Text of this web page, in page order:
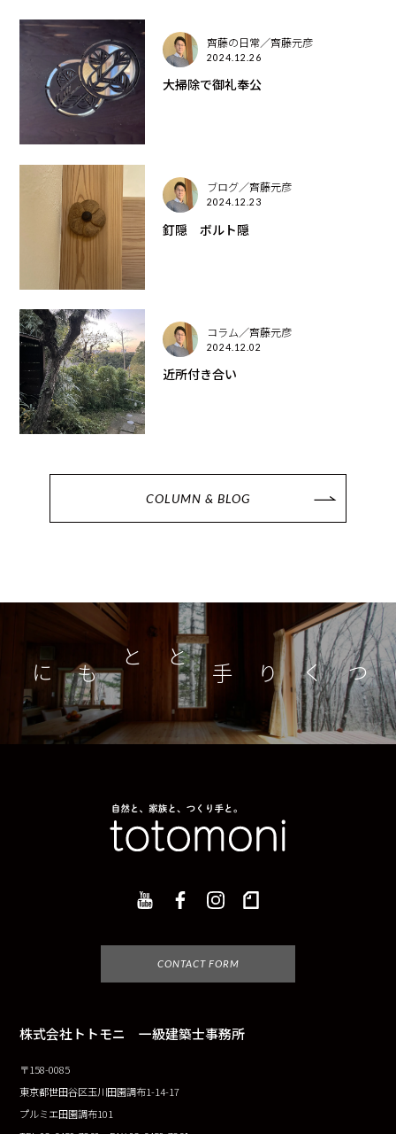
齊藤の日常／齊藤元彦
2024.12.26
大掃除で御礼奉公
ブログ／齊藤元彦
2024.12.23
釘隠 ボルト隠
コラム／齊藤元彦
2024.12.02
近所付き合い
COLUMN & BLOG
つくり手とともに
CONTACT FORM
株式会社トトモニ 一級建築士事務所
〒158-0085
東京都世田谷区玉川田園調布1-14-17
プルミエ田園調布101